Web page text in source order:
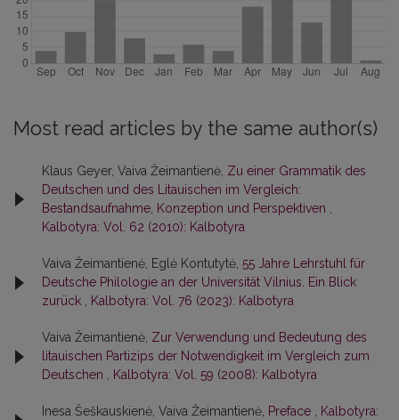
Most read articles by the same author(s)
Klaus Geyer, Vaiva Žeimantienė, Zu einer Grammatik des
Deutschen und des Litauischen im Vergleich:
Bestandsaufnahme, Konzeption und Perspektiven
Kalbotyra: Vol. 62 (2010): Kalbotyra
Vaiva Žeimantienė, Eglė Kontutytė, 55 Jahre Lehrstuhl für
Deutsche Philologie an der Universität Vilnius. Ein Blick
zurück
Kalbotyra: Vol. 76 (2023): Kalbotyra
Vaiva Žeimantienė, Zur Verwendung und Bedeutung des
litauischen Partizips der Notwendigkeit im Vergleich zum
Deutschen
Kalbotyra: Vol. 59 (2008): Kalbotyra
Inesa Šeškauskienė, Vaiva Žeimantienė, Preface
Kalbotyra: